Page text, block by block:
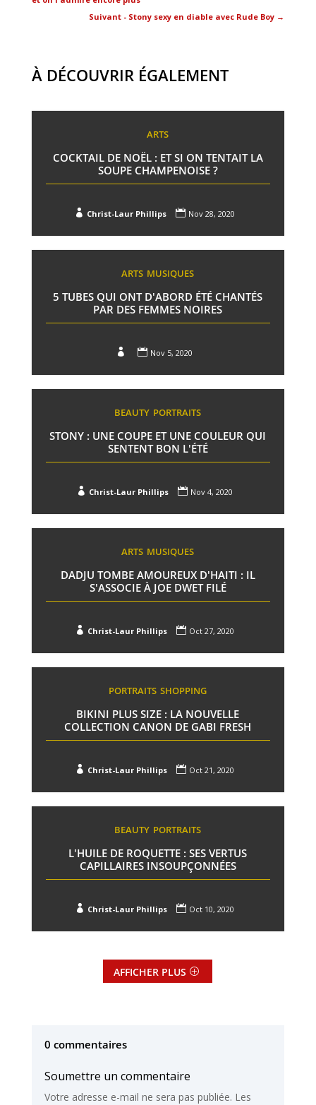
Suivant - Stony sexy en diable avec Rude Boy →
À DÉCOUVRIR ÉGALEMENT
ARTS
COCKTAIL DE NOËL : ET SI ON TENTAIT LA
SOUPE CHAMPENOISE ?
 Christ-Laur Phillips  Nov 28, 2020
ARTS MUSIQUES
5 TUBES QUI ONT D'ABORD ÉTÉ CHANTÉS
PAR DES FEMMES NOIRES
  Nov 5, 2020
BEAUTY PORTRAITS
STONY : UNE COUPE ET UNE COULEUR QUI
SENTENT BON L'ÉTÉ
 Christ-Laur Phillips  Nov 4, 2020
ARTS MUSIQUES
DADJU TOMBE AMOUREUX D'HAITI : IL
S'ASSOCIE À JOE DWET FILÉ
 Christ-Laur Phillips  Oct 27, 2020
PORTRAITS SHOPPING
BIKINI PLUS SIZE : LA NOUVELLE
COLLECTION CANON DE GABI FRESH
 Christ-Laur Phillips  Oct 21, 2020
BEAUTY PORTRAITS
L'HUILE DE ROQUETTE : SES VERTUS
CAPILLAIRES INSOUPÇONNÉES
 Christ-Laur Phillips  Oct 10, 2020
AFFICHER PLUS
0 commentaires
Soumettre un commentaire
Votre adresse e-mail ne sera pas publiée. Les